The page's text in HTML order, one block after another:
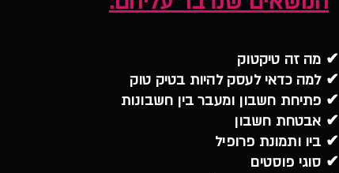
מה זה טיקטוק ✔
למה כדאי לעסק להיות בטיק טוק ✔
פתיחת חשבון ומעבר בין חשבונות ✔
אבטחת חשבון ✔
ביו ותמונת פרופיל ✔
סוגי פוסטים ✔